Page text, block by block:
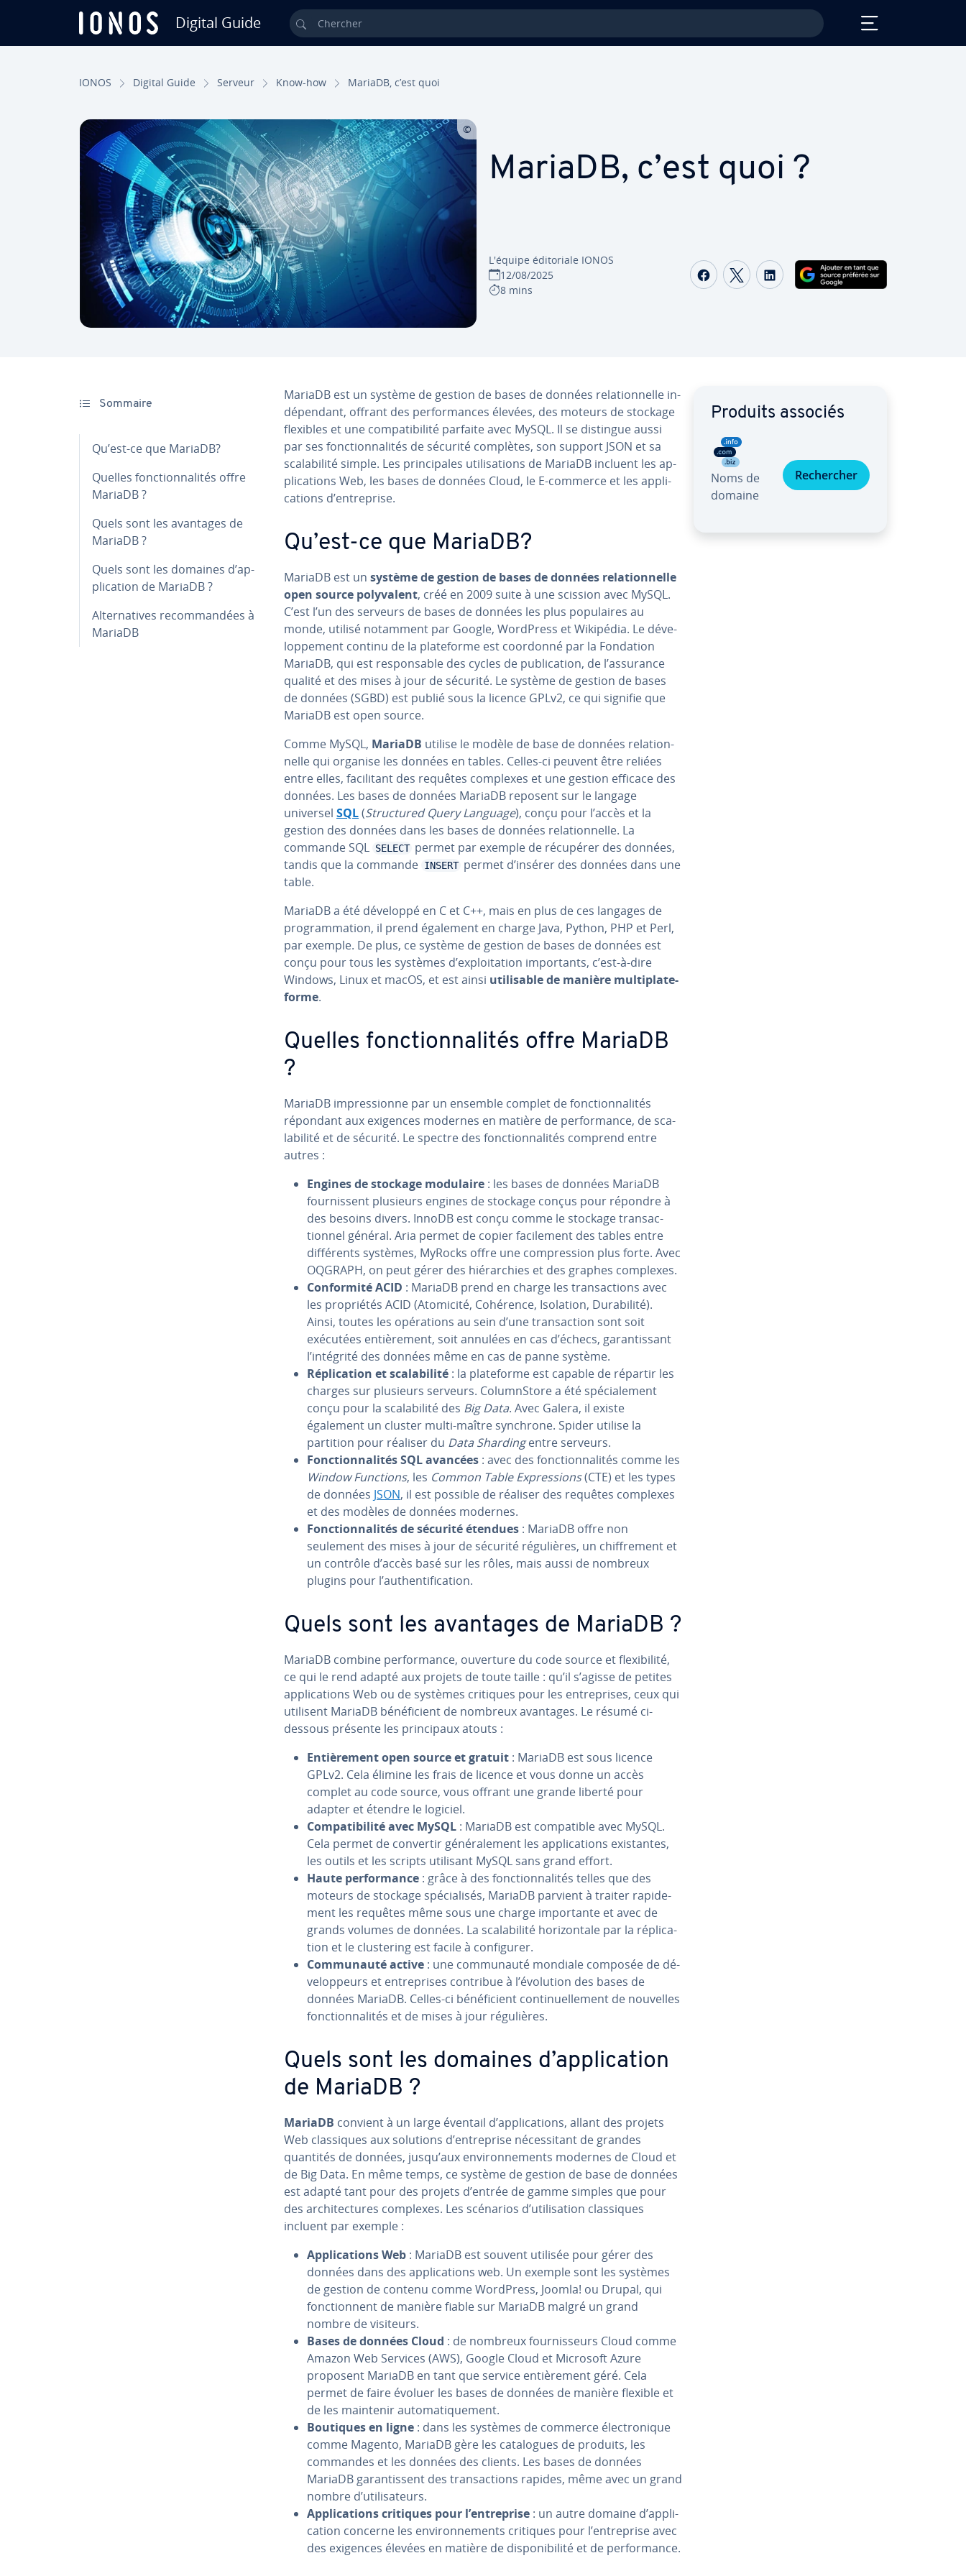
Digital Guide Chercher
IONOS Digital Guide Serveur Know-how MariaDB, c’est quoi
MariaDB, c’est quoi ?
L'équipe édi­to­riale IONOS
12/08/2025
8 mins
Partager sur Facebook
Partager sur Twitter
Partager sur LinkedIn
Sommaire
Qu’est-ce que MariaDB?
Quelles fonc­tion­na­li­tés offre
MariaDB ?
Quels sont les avantages de
MariaDB ?
Quels sont les domaines d’ap­
pli­ca­tion de MariaDB ?
Al­ter­na­tives re­com­man­dées à
MariaDB
MariaDB est un système de gestion de bases de données re­la­tion­nelle in­
dé­pen­dant, offrant des per­for­mances élevées, des moteurs de stockage
flexibles et une com­pa­ti­bi­lité parfaite avec MySQL. Il se distingue aussi
par ses fonc­tion­na­li­tés de sécurité complètes, son support JSON et sa
sca­la­bi­lité simple. Les prin­ci­pales uti­li­sa­tions de MariaDB incluent les ap­
pli­ca­tions Web, les bases de données Cloud, le E-commerce et les ap­pli­
ca­tions d’en­tre­prise.
Qu’est-ce que MariaDB?
MariaDB est un système de gestion de bases de données re­la­tion­nelle
open source po­ly­va­lent, créé en 2009 suite à une scission avec MySQL.
C’est l’un des serveurs de bases de données les plus po­pu­laires au
monde, utilisé notamment par Google, WordPress et Wikipédia. Le dé­ve­
lop­pe­ment continu de la pla­te­forme est coordonné par la Fondation
MariaDB, qui est res­pon­sable des cycles de pu­bli­ca­tion, de l’assurance
qualité et des mises à jour de sécurité. Le système de gestion de bases
de données (SGBD) est publié sous la licence GPLv2, ce qui signifie que
MariaDB est open source.
Comme MySQL, MariaDB utilise le modèle de base de données re­la­tion­
nelle qui organise les données en tables. Celles-ci peuvent être reliées
entre elles, fa­ci­li­tant des requêtes complexes et une gestion efficace des
données. Les bases de données MariaDB reposent sur le langage
universel SQL(Struc­tu­red Query Language), conçu pour l’accès et la
gestion des données dans les bases de données re­la­tion­nelle. La
commande SQL SELECT permet par exemple de récupérer des données,
tandis que la commande INSERT permet d’insérer des données dans une
table.
MariaDB a été développé en C et C++, mais en plus de ces langages de
pro­gram­ma­tion, il prend également en charge Java, Python, PHP et Perl,
par exemple. De plus, ce système de gestion de bases de données est
conçu pour tous les systèmes d’ex­ploi­ta­tion im­por­tants, c’est-à-dire
Windows, Linux et macOS, et est ainsi uti­li­sable de manière mul­ti­pla­te­
forme.
Quelles fonc­tion­na­li­tés offre MariaDB
?
MariaDB im­pres­sionne par un ensemble complet de fonc­tion­na­li­tés
répondant aux exigences modernes en matière de per­for­mance, de sca­
la­bi­lité et de sécurité. Le spectre des fonc­tion­na­li­tés comprend entre
autres :
Engines de stockage modulaire : les bases de données MariaDB
four­nis­sent plusieurs engines de stockage conçus pour répondre à
des besoins divers. InnoDB est conçu comme le stockage tran­sac­
tion­nel général. Aria permet de copier fa­ci­le­ment des tables entre
dif­fé­rents systèmes, MyRocks offre une com­pres­sion plus forte. Avec
OQGRAPH, on peut gérer des hié­rar­chies et des graphes complexes.
Con­for­mité ACID : MariaDB prend en charge les tran­sac­tions avec
les pro­prié­tés ACID (Atomicité, Cohérence, Isolation, Du­ra­bi­lité).
Ainsi, toutes les opé­ra­tions au sein d’une tran­sac­tion sont soit
exécutées en­tiè­re­ment, soit annulées en cas d’échecs, ga­ran­tis­sant
l’intégrité des données même en cas de panne système.
Ré­pli­ca­tion et sca­la­bi­lité : la pla­te­forme est capable de répartir les
charges sur plusieurs serveurs. Co­lumnS­tore a été spé­cia­le­ment
conçu pour la sca­la­bi­lité des Big Data. Avec Galera, il existe
également un cluster multi-maître synchrone. Spider utilise la
partition pour réaliser du Data Shardingentre serveurs.
Fonc­tion­na­li­tés SQL avancées : avec des fonc­tion­na­li­tés comme les
Window Functions, les Common Table Ex­pres­sions(CTE) et les types
de données JSON, il est possible de réaliser des requêtes complexes
et des modèles de données modernes.
Fonc­tion­na­li­tés de sécurité étendues : MariaDB offre non
seulement des mises à jour de sécurité ré­gu­lières, un chif­fre­ment et
un contrôle d’accès basé sur les rôles, mais aussi de nombreux
plugins pour l’au­then­ti­fi­ca­tion.
Quels sont les avantages de MariaDB ?
MariaDB combine per­for­mance, ouverture du code source et flexi­bi­lité,
ce qui le rend adapté aux projets de toute taille : qu’il s’agisse de petites
ap­pli­ca­tions Web ou de systèmes critiques pour les en­tre­prises, ceux qui
utilisent MariaDB bé­né­fi­cient de nombreux avantages. Le résumé ci-
dessous présente les prin­ci­paux atouts :
En­tiè­re­ment open source et gratuit : MariaDB est sous licence
GPLv2. Cela élimine les frais de licence et vous donne un accès
complet au code source, vous offrant une grande liberté pour
adapter et étendre le logiciel.
Com­pa­ti­bi­lité avec MySQL : MariaDB est com­pa­tible avec MySQL.
Cela permet de convertir gé­né­ra­le­ment les ap­pli­ca­tions exis­tantes,
les outils et les scripts utilisant MySQL sans grand effort.
Haute per­for­mance : grâce à des fonc­tion­na­li­tés telles que des
moteurs de stockage spé­cia­li­sés, MariaDB parvient à traiter ra­pi­de­
ment les requêtes même sous une charge im­por­tante et avec de
grands volumes de données. La sca­la­bi­lité ho­ri­zon­tale par la ré­pli­ca­
tion et le clus­te­ring est facile à con­fi­gu­rer.
Com­mu­nauté active : une com­mu­nauté mondiale composée de dé­
ve­lop­peurs et en­tre­prises contribue à l’évolution des bases de
données MariaDB. Celles-ci bé­né­fi­cient con­ti­nuel­le­ment de nouvelles
fonc­tion­na­li­tés et de mises à jour ré­gu­lières.
Quels sont les domaines d’ap­pli­ca­tion
de MariaDB ?
MariaDB convient à un large éventail d’ap­pli­ca­tions, allant des projets
Web clas­siques aux solutions d’en­tre­prise né­ces­si­tant de grandes
quantités de données, jusqu’aux en­vi­ron­ne­ments modernes de Cloud et
de Big Data. En même temps, ce système de gestion de base de données
est adapté tant pour des projets d’entrée de gamme simples que pour
des ar­chi­tec­tures complexes. Les scénarios d’uti­li­sa­tion clas­siques
incluent par exemple :
Ap­pli­ca­tions Web : MariaDB est souvent utilisée pour gérer des
données dans des ap­pli­ca­tions web. Un exemple sont les systèmes
de gestion de contenu comme WordPress, Joomla! ou Drupal, qui
fonc­tion­nent de manière fiable sur MariaDB malgré un grand
nombre de visiteurs.
Bases de données Cloud : de nombreux four­nis­seurs Cloud comme
Amazon Web Services (AWS), Google Cloud et Microsoft Azure
proposent MariaDB en tant que service en­tiè­re­ment géré. Cela
permet de faire évoluer les bases de données de manière flexible et
de les maintenir au­to­ma­ti­que­ment.
Boutiques en ligne : dans les systèmes de commerce élec­tro­nique
comme Magento, MariaDB gère les ca­ta­logues de produits, les
commandes et les données des clients. Les bases de données
MariaDB ga­ran­tis­sent des tran­sac­tions rapides, même avec un grand
nombre d’uti­li­sa­teurs.
Ap­pli­ca­tions critiques pour l’en­tre­prise : un autre domaine d’ap­pli­
ca­tion concerne les en­vi­ron­ne­ments critiques pour l’en­tre­prise avec
des exigences élevées en matière de dis­po­ni­bi­lité et de per­for­mance.
Produits associés
Noms de
domaine
Re­cher­cher